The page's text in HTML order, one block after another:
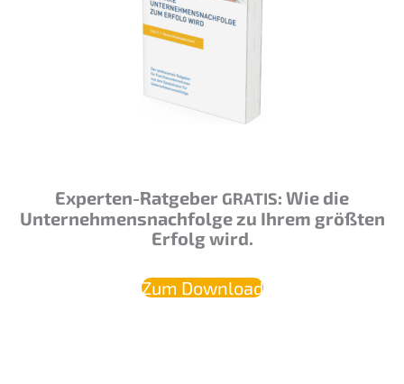
Exper­ten-Ratge­ber GRATIS: Wie die
Unternehmens­nachfolge zu Ihrem größten
Erfolg wird.
Zum Download